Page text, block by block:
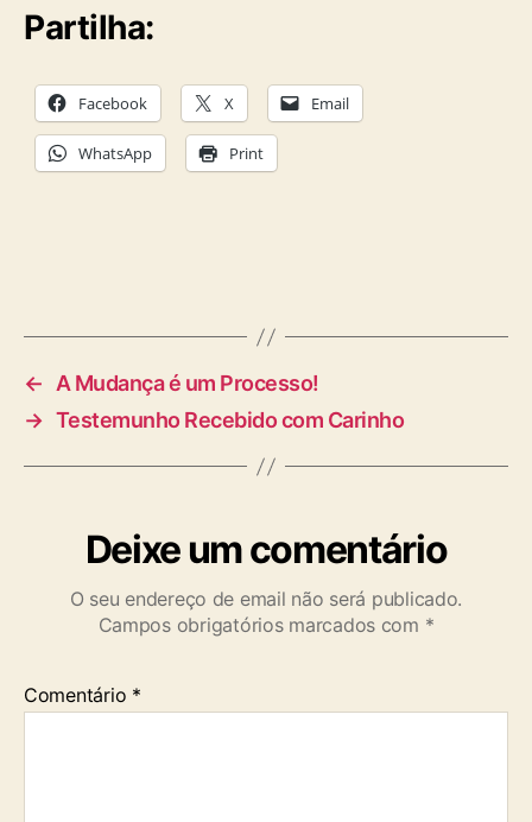
Partilha:
Facebook X Email
WhatsApp Print
←
A Mudança é um Processo!
→ Testemunho Recebido com Carinho
Deixe um comentário
O seu endereço de email não será publicado.
Campos obrigatórios marcados com *
Comentário *